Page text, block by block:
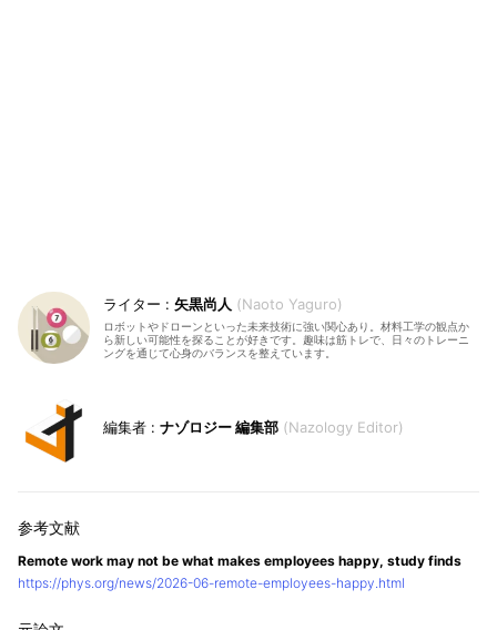
矢黒尚人 Naoto Yaguro
ロボットやドローンといった未来技術に強い関心あり。材料工学の観点か
ら新しい可能性を探ることが好きです。趣味は筋トレで、日々のトレーニ
ングを通じて心身のバランスを整えています。
ナゾロジー 編集部 Nazology Editor
Remote work may not be what makes employees happy, study finds
https://phys.org/news/2026-06-remote-employees-happy.html